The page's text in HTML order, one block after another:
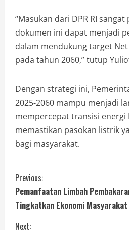
“Masukan dari DPR RI
dokumen ini dapat menjadi
dalam mendukung target Net
pada tahun 2060,” tutup
Dengan strategi ini,
2025-2060 mampu menjadi
mempercepat transisi energi
memastikan pasokan listrik
bagi masyarakat.
Previous:
Pemanfaatan Limbah
Tingkatkan Ekonomi Masyarakat
Next: